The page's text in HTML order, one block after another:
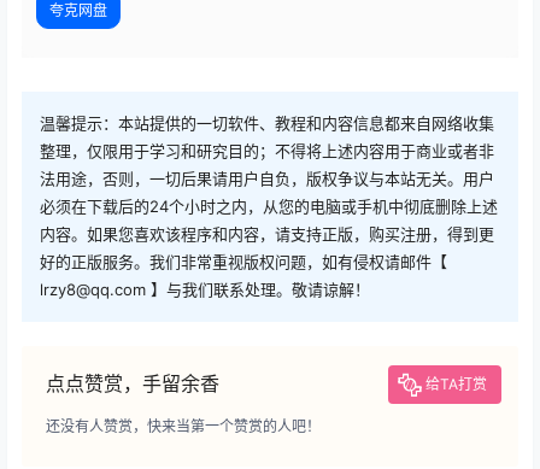
夸克网盘
温馨提示：本站提供的一切软件、教程和内容信息都来自网络收集
整理，仅限用于学习和研究目的；不得将上述内容用于商业或者非
法用途，否则，一切后果请用户自负，版权争议与本站无关。用户
必须在下载后的24个小时之内，从您的电脑或手机中彻底删除上述
内容。如果您喜欢该程序和内容，请支持正版，购买注册，得到更
好的正版服务。我们非常重视版权问题，如有侵权请邮件【
lrzy8@qq.com 】与我们联系处理。敬请谅解！
点点赞赏，手留余香 给TA打赏
还没有人赞赏，快来当第一个赞赏的人吧！